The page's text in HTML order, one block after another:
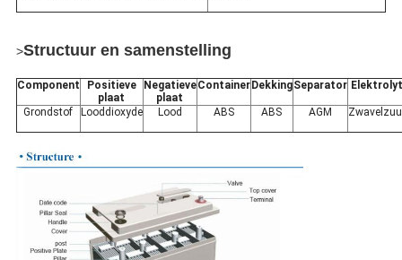
>Structuur en samenstelling
Component
Positieve
plaat
Negatieve
plaat
Container DekkingSeparator Elektrolyt
Grondstof Looddioxyde Lood ABS ABS AGM